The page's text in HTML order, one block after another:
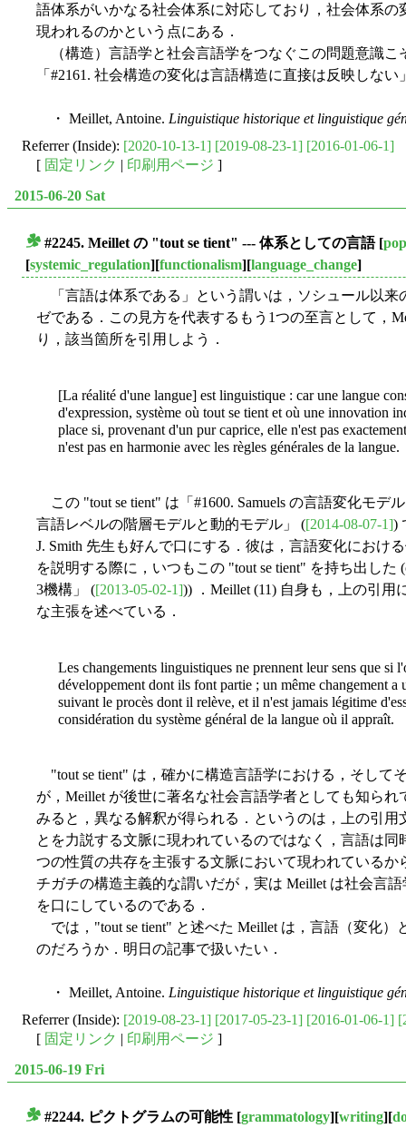
語体系がいかなる社会体系に対応しており，社会体系
現われるのかという点にある．
（構造）言語学と社会言語学をつなぐこの問題意識こ
「#2161. 社会構造の変化は言語構造に直接は反映しない
・ Meillet, Antoine. Linguistique historique et linguistique
Referrer (Inside): [2020-10-13-1] [2019-08-23-1] [2016-01-06-1]
[ 固定リンク | 印刷用ページ ]
2015-06-20 Sat
#2245. Meillet の "tout se tient" --- 体系としての言語[
[systemic_regulation][functionalism][language_change]
「言語は体系である」という謂いは，ソシュール以来
ゼである．この見方を代表するもう1つの至言として，
り，該当箇所を引用しよう．
[La réalité d'une langue] est linguistique : car une langue
d'expression, système où tout se tient et où une innovation
place si, provenant d'un pur caprice, elle n'est pas
n'est pas en harmonie avec les règles générales de la langue.
この "tout se tient" は「#1600. Samuels の言語変化モデ
言語レベルの階層モデルと動的モデル」 ([2014-08-07-1])
J. Smith 先生も好んで口にする．彼は，言語変化におけ
を説明する際に，いつもこの "tout se tient" を持ち出した
3機構」 ([2013-05-02-1])) ．Meillet (11) 自身も，上の引
な主張を述べている．
Les changements linguistiques ne prennent leur sens que si
développement dont ils font partie ; un même changement
suivant le procès dont il relève, et il n'est jamais légitime
considération du système général de la langue où il appraît.
"tout se tient" は，確かに構造言語学における，そして
が，Meillet が後世に著名な社会言語学者としても知ら
みると，異なる解釈が得られる．というのは，上の引
とを力説する文脈に現われているのではなく，言語は
つの性質の共存を主張する文脈において現われているか
チガチの構造主義的な謂いだが，実は Meillet は社会言
を口にしているのである．
では，"tout se tient" と述べた Meillet は，言語（変化
のだろうか．明日の記事で扱いたい．
・ Meillet, Antoine. Linguistique historique et linguistique
Referrer (Inside): [2019-08-23-1] [2017-05-23-1] [2016-01-06-1]
[ 固定リンク | 印刷用ページ ]
2015-06-19 Fri
#2244. ピクトグラムの可能性 [grammatology][writing][